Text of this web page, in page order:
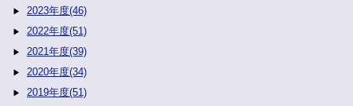
2023年度(46)
2022年度(51)
2021年度(39)
2020年度(34)
2019年度(51)